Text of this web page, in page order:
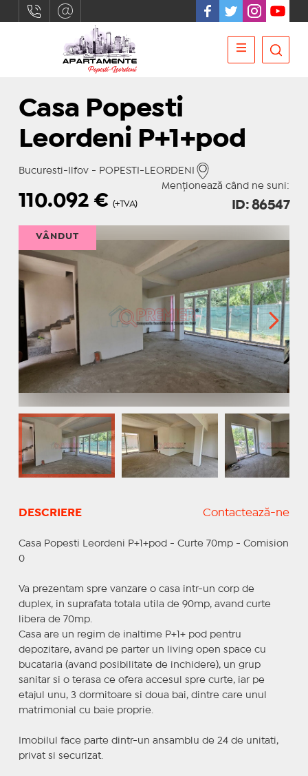
Casa Popesti
Leordeni P+1+pod
Bucuresti-Ilfov - POPESTI-LEORDENI
Menționează când ne suni:
110.092 € (+TVA) ID: 86547
VÂNDUT
DESCRIERE Contactează-ne
Casa Popesti Leordeni P+1+pod - Curte 70mp - Comision
0
Va prezentam spre vanzare o casa intr-un corp de
duplex, in suprafata totala utila de 90mp, avand curte
libera de 70mp.
Casa are un regim de inaltime P+1+ pod pentru
depozitare, avand pe parter un living open space cu
bucataria (avand posibilitate de inchidere), un grup
sanitar si o terasa ce ofera accesul spre curte, iar pe
etajul unu, 3 dormitoare si doua bai, dintre care unul
matrimonial cu baie proprie.
Imobilul face parte dintr-un ansamblu de 24 de unitati,
privat si securizat.